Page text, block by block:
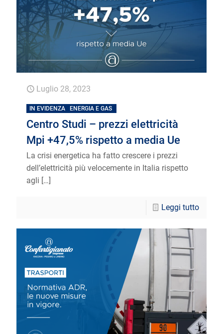
Luglio 28, 2023
IN EVIDENZA ENERGIA E GAS
Centro Studi – prezzi elettricità
Mpi +47,5% rispetto a media Ue
La crisi energetica ha fatto crescere i prezzi
dell’elettricità più velocemente in Italia rispetto
agli […]
Leggi tutto